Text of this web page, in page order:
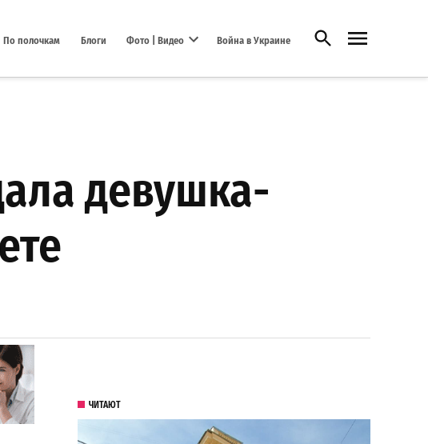
По полочкам Блоги Фото | Видео Война в Украине Открыть поиск
девушка-
ЧИТАЮТ